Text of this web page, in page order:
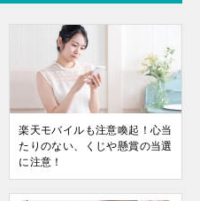
楽天モバイルも注意喚起！心当
たりのない、くじや懸賞の当選
に注意！